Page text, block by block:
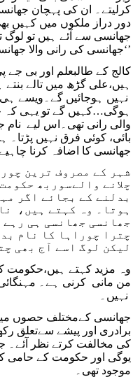
کرلیتے۔ ان کی پہچان
دور دراز ملکوں میں کہیں
جھانسی سے آئے ہیں تو
‘جھانسی کی رانی والا جھانسی؟’
کالج کے طالبعلم اور بی جے
ہیں،علی گڑھ میں تالے بنتے
نہیں ہوجائیں گے۔ویسے
ہوگی…کہیں گے تو یہی کہ
والی رانی تھی۔اس لیے نام
بائی، کوئی فرق نہیں پڑتا۔
جھانسی کا اضافہ کرنا چاہیے
شہر کے مصروف ترین
چلانے والےسوربھ
بدلنے کے بجائے اگر
ہوتا۔ وہ کہتے ہیں،
جھانسی جھانسی ہی
چترا چوراہا کا نام
لیکن لوگ اسے آج بھی
وہ مزید کہتے ہیں،حکومت
من مانی کرنی ہے۔ مہنگائی
نہیں۔
جھانسی کےمختلف حصوں
برادری اور پیشے سےتعلق
کی مخالفت کرتے نظر آئے۔
یوگی اور حکومت کے حامی
موجود تھی۔